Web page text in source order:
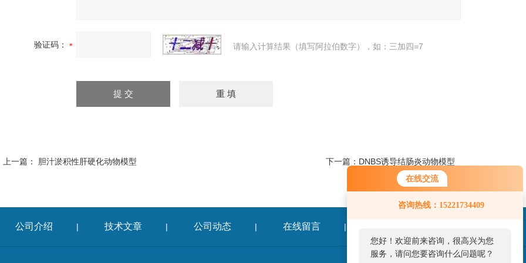
在线交流
咨询热线：15221734409
您好！欢迎前来咨询，很高兴为您
服务，请问您要咨询什么问题呢？
验证码： 请输入计算结果（填写阿拉伯数字），如：三加四=7
上一篇： 胆汁淤积性肝硬化动物模型 下一篇： ​DNBS诱导结肠炎动物模型
公司介绍 | 技术文章 | 公司动态 | 在线留言 |